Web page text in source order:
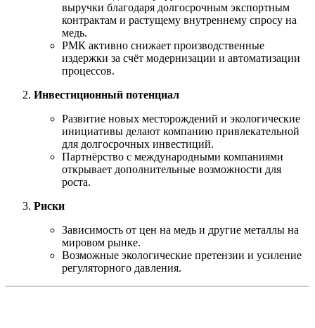
выручки благодаря долгосрочным экспортным
контрактам и растущему внутреннему спросу на
медь.
РМК активно снижает производственные
издержки за счёт модернизации и автоматизации
процессов.
Инвестиционный потенциал
Развитие новых месторождений и экологические
инициативы делают компанию привлекательной
для долгосрочных инвестиций.
Партнёрство с международными компаниями
открывает дополнительные возможности для
роста.
Риски
Зависимость от цен на медь и другие металлы на
мировом рынке.
Возможные экологические претензии и усиление
регуляторного давления.